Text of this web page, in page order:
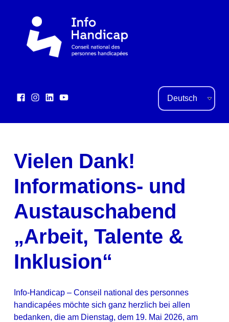
Social Links
Facebook
Instagram
LinkedIn
Sprache auswählen
Vielen Dank!
Informations- und
Austauschabend
„Arbeit, Talente &
Inklusion“
Info-Handicap – Conseil national des personnes
handicapées möchte sich ganz herzlich bei allen
bedanken, die am Dienstag, dem 19. Mai 2026, am